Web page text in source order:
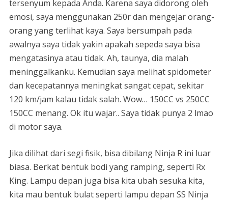
tersenyum kepada Anda. Karena saya didorong oleh
emosi, saya menggunakan 250r dan mengejar orang-
orang yang terlihat kaya. Saya bersumpah pada
awalnya saya tidak yakin apakah sepeda saya bisa
mengatasinya atau tidak. Ah, taunya, dia malah
meninggalkanku. Kemudian saya melihat spidometer
dan kecepatannya meningkat sangat cepat, sekitar
120 km/jam kalau tidak salah. Wow… 150CC vs 250CC
150CC menang. Ok itu wajar.. Saya tidak punya 2 lmao
di motor saya.
Jika dilihat dari segi fisik, bisa dibilang Ninja R ini luar
biasa. Berkat bentuk bodi yang ramping, seperti Rx
King. Lampu depan juga bisa kita ubah sesuka kita,
kita mau bentuk bulat seperti lampu depan SS Ninja